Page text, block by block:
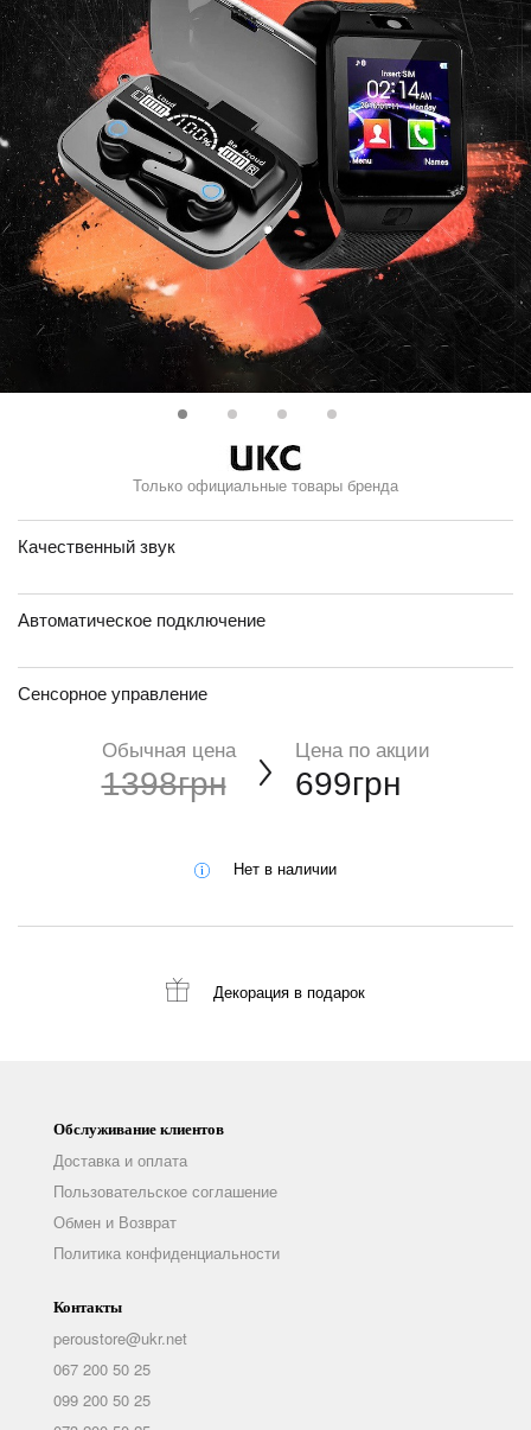
Только официальные товары бренда
Качественный звук
Автоматическое подключение
Сенсорное управление
Обычная цена
1398грн
Цена по акции
699грн
Нет в наличии
Декорация в подарок
Обслуживание клиентов
Доставка и оплата
Пользовательское соглашение
Обмен и Возврат
Политика конфиденциальности
Контакты
peroustore@ukr.net
067 200 50 25
099 200 50 25